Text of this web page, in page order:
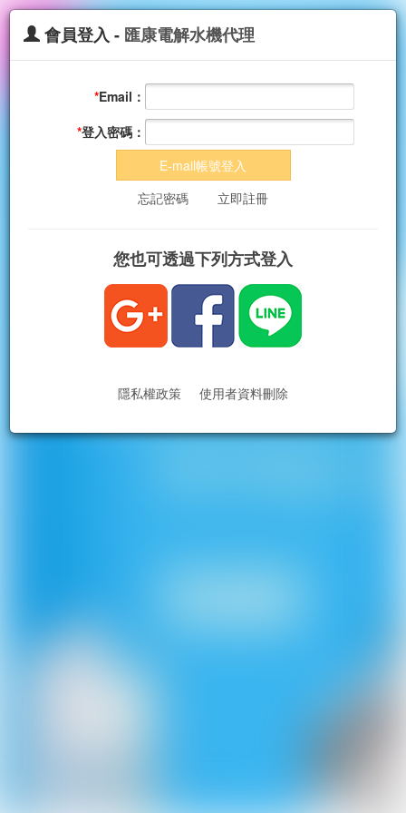
會員登入 - 匯康電解水機代理
*Email：
*登入密碼：
E-mail帳號登入
忘記密碼
立即註冊
您也可透過下列方式登入
隱私權政策 使用者資料刪除